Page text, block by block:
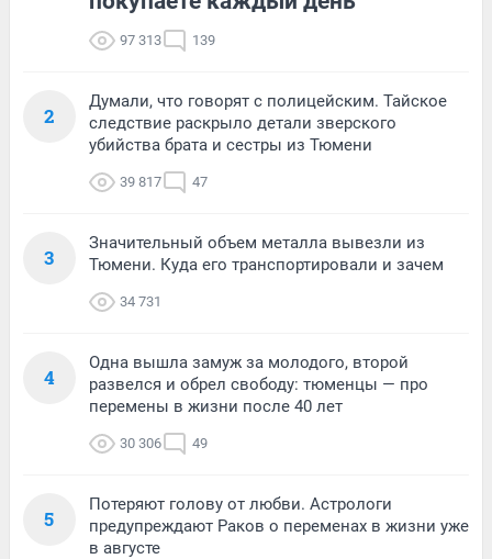
97 313 139
2
Думали, что говорят с полицейским. Тайское
следствие раскрыло детали зверского
убийства брата и сестры из Тюмени
39 817 47
3
Значительный объем металла вывезли из
Тюмени. Куда его транспортировали и зачем
34 731
4
Одна вышла замуж за молодого, второй
развелся и обрел свободу: тюменцы — про
перемены в жизни после 40 лет
30 306 49
5
Потеряют голову от любви. Астрологи
предупреждают Раков о переменах в жизни уже
в августе